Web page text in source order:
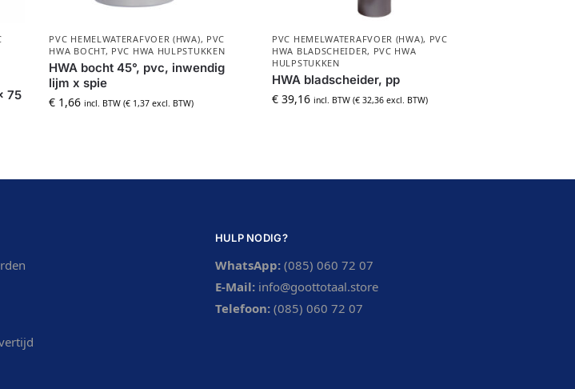
75
PVC HEMELWATERAFVOER (HWA), PVC
HWA BOCHT, PVC HWA HULPSTUKKEN
HWA bocht 45°, pvc, inwendig
lijm x spie
€ 1,66 incl. BTW (€ 1,37 excl. BTW)
PVC HEMELWATERAFVOER (HWA), PVC
HWA BLADSCHEIDER, PVC HWA
HULPSTUKKEN
HWA bladscheider, pp
€ 39,16 incl. BTW (€ 32,36 excl. BTW)
HULP NODIG?
WhatsApp:(085) 060 72 07
E-Mail:info@goottotaal.store
Telefoon:(085) 060 72 07